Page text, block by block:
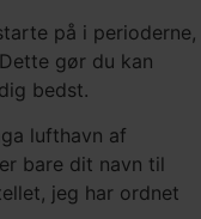
på i perioderne,
gør du kan
bedst.
lufthavn af
bare dit navn til
jeg har ordnet